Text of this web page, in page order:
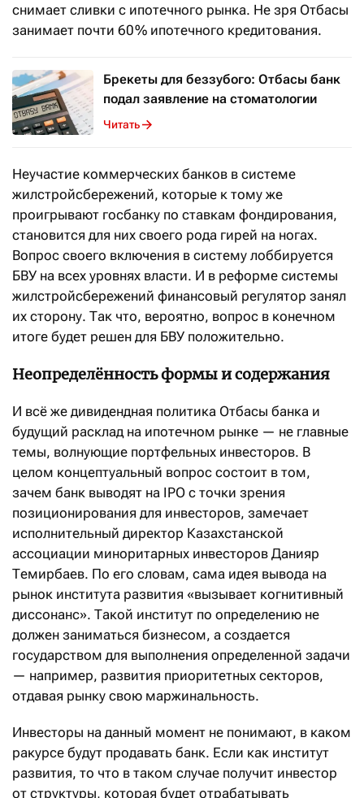
снимает сливки с ипотечного рынка. Не зря Отбасы
занимает почти 60 % ипотечного кредитования.
Брекеты для беззубого: Отбасы банк
подал заявление на стоматологии
Читать
Неучастие коммерческих банков в системе
жилстройсбережений, которые к тому же
проигрывают госбанку по ставкам фондирования,
становится для них своего рода гирей на ногах.
Вопрос своего включения в систему лоббируется
БВУ на всех уровнях власти. И в реформе системы
жилстройсбережений финансовый регулятор занял
их сторону. Так что, вероятно, вопрос в конечном
итоге будет решен для БВУ положительно.
Неопределённость формы и содержания
И всё же дивидендная политика Отбасы банка и
будущий расклад на ипотечном рынке — не главные
темы, волнующие портфельных инвесторов. В
целом концептуальный вопрос состоит в том,
зачем банк выводят на IPO с точки зрения
позиционирования для инвесторов, замечает
исполнительный директор Казахстанской
ассоциации миноритарных инвесторов Данияр
Темирбаев. По его словам, сама идея вывода на
рынок института развития «вызывает когнитивный
диссонанс». Такой институт по определению не
должен заниматься бизнесом, а создается
государством для выполнения определенной задачи
— например, развития приоритетных секторов,
отдавая рынку свою маржинальность.
Инвесторы на данный момент не понимают, в каком
ракурсе будут продавать банк. Если как институт
развития, то что в таком случае получит инвестор
от структуры, которая будет отрабатывать